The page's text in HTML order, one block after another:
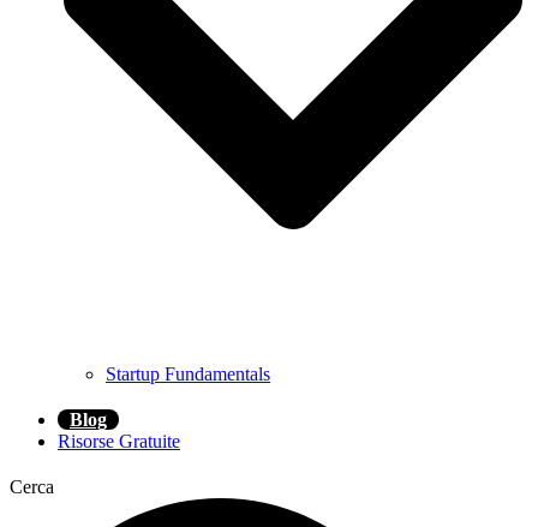
Startup Fundamentals
Blog
Risorse Gratuite
Cerca